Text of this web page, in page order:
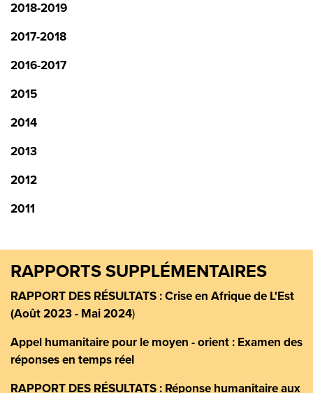
2018-2019
2017-2018
2016-2017
2015
2014
2013
2012
2011
RAPPORTS SUPPLÉMENTAIRES
RAPPORT DES RÉSULTATS : Crise en Afrique de L'Est
(Août 2023 - Mai 2024)
Appel humanitaire pour le moyen - orient : Examen des
réponses en temps réel
RAPPORT DES RÉSULTATS : Réponse humanitaire aux